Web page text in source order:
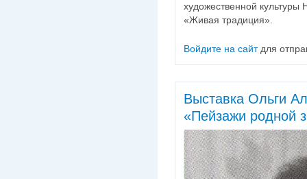
художественной
«Живая традиция».
Войдите на сайтдля
Выставка Ольги
«Пейзажи родной